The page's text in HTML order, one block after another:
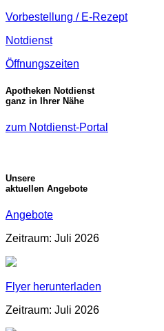
Vorbestellung / E-Rezept
Notdienst
Öffnungszeiten
Apotheken Notdienst
ganz in Ihrer Nähe
zum Notdienst-Portal
Unsere
aktuellen Angebote
Angebote
Zeitraum: Juli 2026
Flyer herunterladen
Zeitraum: Juli 2026